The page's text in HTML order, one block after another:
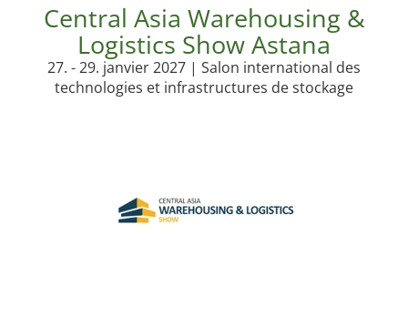
Central Asia Warehousing &
Logistics Show Astana
27. - 29. janvier 2027 | Salon international des
technologies et infrastructures de stockage